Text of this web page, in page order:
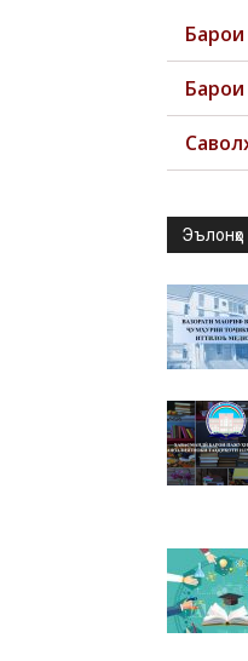
Эълонҳо